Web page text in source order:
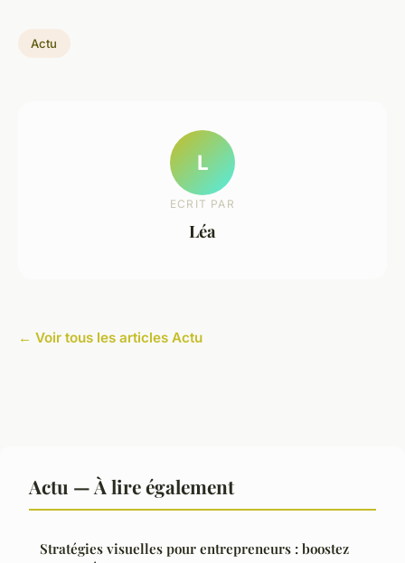
Actu
L
ECRIT PAR
Léa
← Voir tous les articles Actu
Actu — À lire également
Stratégies visuelles pour entrepreneurs : boostez